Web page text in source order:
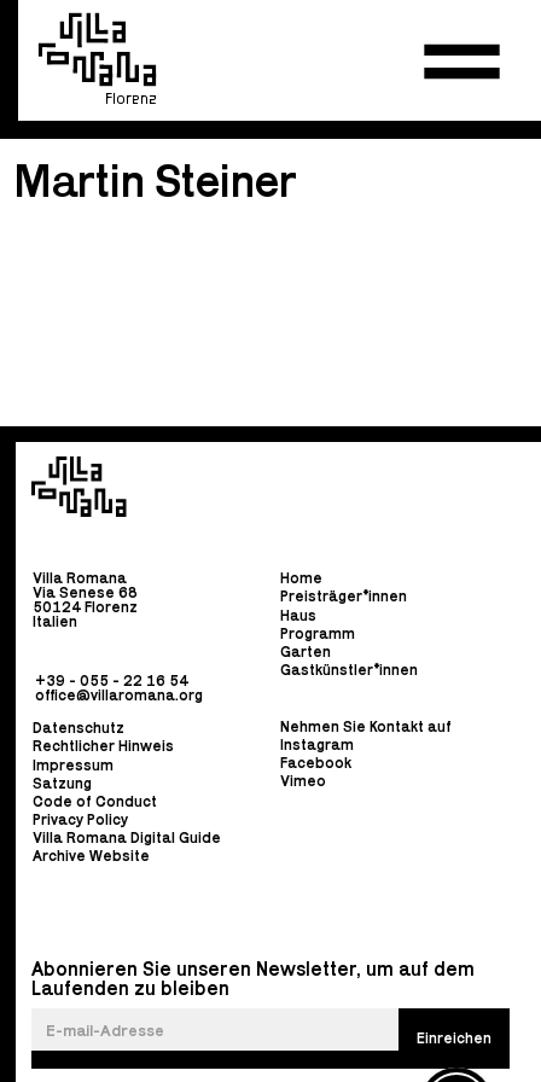
Florenz
Martin Steiner
Villa Romana
Via Senese 68
50124 Florenz
Italien
+39 - 055 - 22 16 54
office@villaromana.org
Home
Preisträger*innen
Haus
Programm
Garten
Gastkünstler*innen
Datenschutz
Rechtlicher Hinweis
Impressum
Satzung
Code of Conduct
Privacy Policy
Villa Romana Digital Guide
Archive Website
Nehmen Sie Kontakt auf
Instagram
Facebook
Vimeo
Abonnieren Sie unseren Newsletter, um auf dem
Laufenden zu bleiben